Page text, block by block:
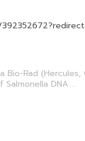
Rad (Hercules,
DNA ...